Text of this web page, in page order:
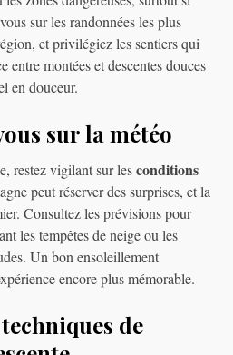
sur les randonnées les plus
et privilégiez les sentiers qui
entre montées et descentes douces
en douceur.
sur la météo
restez vigilant sur lesconditions
peut réserver des surprises, et la
Consultez les prévisions pour
les tempêtes de neige ou les
Un bon ensoleillement
encore plus mémorable.
de